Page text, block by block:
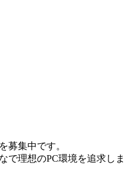
を募集中です。
で理想のPC環境を追求しま